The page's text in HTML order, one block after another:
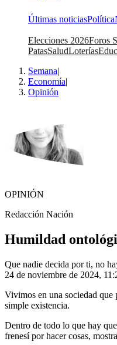
Últimas noticiasPolítica
Elecciones 2026Foros
PatasSaludLoterías
Semana|
Economía|
Opinión
OPINIÓN
Redacción Nación
Humildad
Que nadie decida por ti, no
24 de noviembre de 2024,
Vivimos en una sociedad que
simple existencia.
Dentro de todo lo que hay
frenesí por hacer cosas,